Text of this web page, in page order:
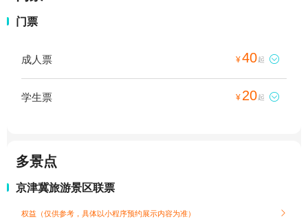
门票
成人票 ¥40起 
学生票 ¥ 20起 
多景点
京津冀旅游景区联票
权益（仅供参考，具体以小程序预约展示内容为准） 